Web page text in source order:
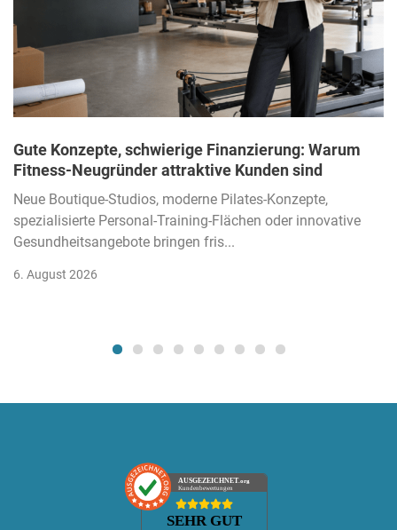
Gute Konzepte, schwierige Finanzierung: Warum
Fitness-Neugründer attraktive Kunden sind
Neue Boutique-Studios, moderne Pilates-Konzepte,
spezialisierte Personal-Training-Flächen oder innovative
Gesundheitsangebote bringen fris...
6. August 2026
AUSGEZEICHNET.org
Kundenbewertungen
SEHR GUT